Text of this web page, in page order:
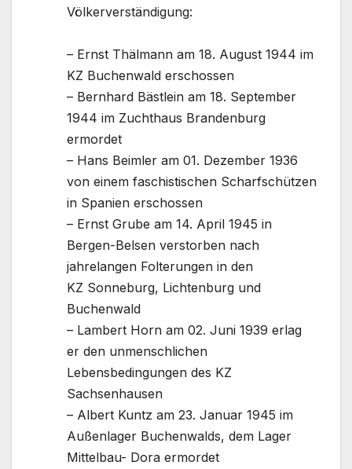
Völkerverständigung:
– Ernst Thälmann am 18. August 1944 im
KZ Buchenwald erschossen
– Bernhard Bästlein am 18. September
1944 im Zuchthaus Brandenburg
ermordet
– Hans Beimler am 01. Dezember 1936
von einem faschistischen Scharfschützen
in Spanien erschossen
– Ernst Grube am 14. April 1945 in
Bergen-Belsen verstorben nach
jahrelangen Folterungen in den
KZ Sonneburg, Lichtenburg und
Buchenwald
– Lambert Horn am 02. Juni 1939 erlag
er den unmenschlichen
Lebensbedingungen des KZ
Sachsenhausen
– Albert Kuntz am 23. Januar 1945 im
Außenlager Buchenwalds, dem Lager
Mittelbau- Dora ermordet